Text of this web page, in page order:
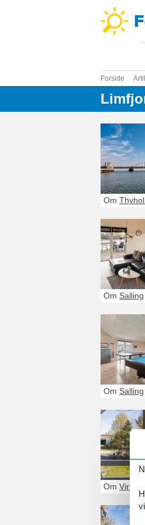
Forside
Om
Om Salling
Om Salling
Om